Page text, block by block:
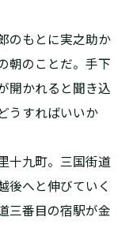
のもとに実之助か
朝のことだ。手下
開かれると聞き込
うすればいいか
十九町。三国街道
後へと伸びていく
三番目の宿駅が金